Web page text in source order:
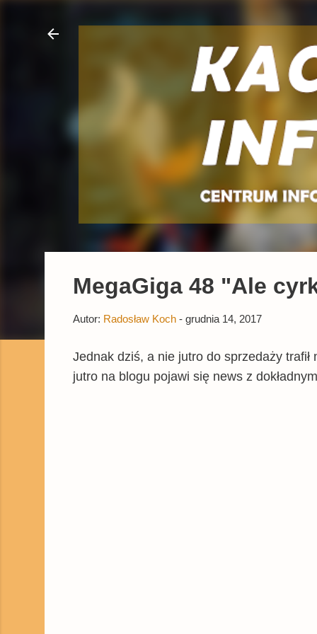
MegaGiga 48 "Ale
Autor: Radosław Koch - grudnia 14, 2017
Jednak dziś, a nie jutro do sprzedaży trafił
jutro na blogu pojawi się news z